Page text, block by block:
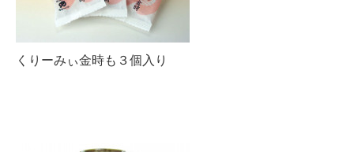
くりーみぃ金時も３個入り